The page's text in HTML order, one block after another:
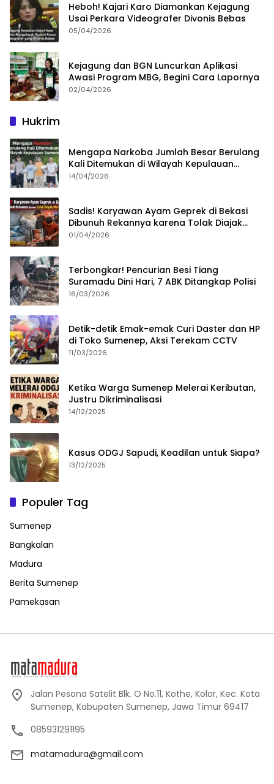
Heboh! Kajari Karo Diamankan Kejagung
Usai Perkara Videografer Divonis Bebas
05/04/2026
Kejagung dan BGN Luncurkan Aplikasi
Awasi Program MBG, Begini Cara Lapornya
02/04/2026
Hukrim
Mengapa Narkoba Jumlah Besar Berulang
Kali Ditemukan di Wilayah Kepulauan
Sumenep?
14/04/2026
Sadis! Karyawan Ayam Geprek di Bekasi
Dibunuh Rekannya karena Tolak Diajak
Merampok Majikan
01/04/2026
Terbongkar! Pencurian Besi Tiang
Suramadu Dini Hari, 7 ABK Ditangkap Polisi
16/03/2026
Detik-detik Emak-emak Curi Daster dan HP
di Toko Sumenep, Aksi Terekam CCTV
11/03/2026
Ketika Warga Sumenep Melerai Keributan,
Justru Dikriminalisasi
14/12/2025
Kasus ODGJ Sapudi, Keadilan untuk Siapa?
13/12/2025
Populer Tag
Sumenep
Bangkalan
Madura
Berita Sumenep
Pamekasan
Jalan Pesona Satelit Blk. O No.11, Kothe, Kolor, Kec. Kota
Sumenep, Kabupaten Sumenep, Jawa Timur 69417
085931291195
matamadura@gmail.com